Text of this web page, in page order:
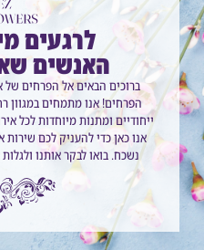
לרגעים
האנשים שאתם
ברוכים הבאים אל הפרחים של ארז,
הפרחים! אנו מתמחים במגוון רחב של
ייחודיים ומתנות מיוחדות לכל אירוע. עם
אנו כאן כדי להעניק לכם שירות אישי
נשכח. בואו לבקר אותנו ולגלות את